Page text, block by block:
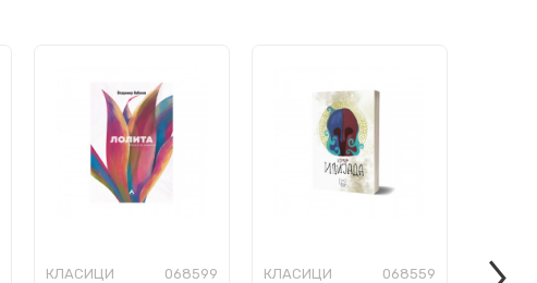
КЛАСИЦИ 068599 КЛАСИЦИ 068559